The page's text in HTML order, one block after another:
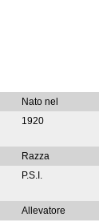
Nato nel
1920
Razza
P.S.I.
Allevatore